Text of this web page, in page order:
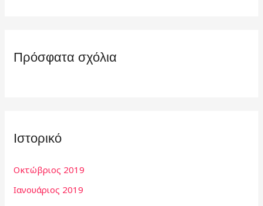
Πρόσφατα σχόλια
Ιστορικό
Οκτώβριος 2019
Ιανουάριος 2019